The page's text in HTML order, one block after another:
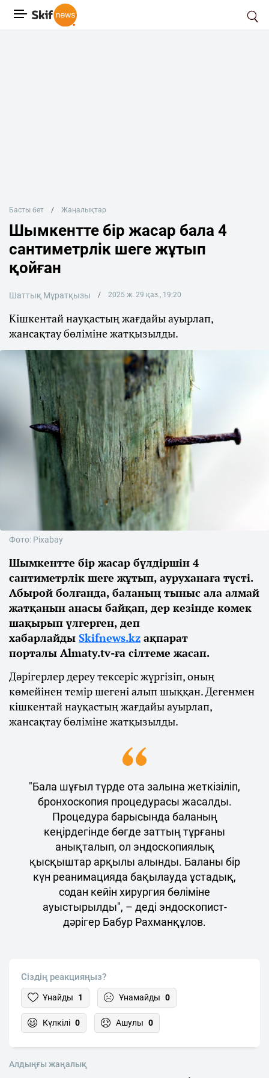
Басты бет Жаңалықтар
Шымкентте бір жасар бала 4
сантиметрлік шеге жұтып
қойған
Шаттық Мұратқызы 2025 ж. 29 қаз., 19:20
Кішкентай науқастың жағдайы ауырлап,
жансақтау бөліміне жатқызылды.
Фото: Pixabay
Шымкентте бір жасар бүлдіршін 4
сантиметрлік шеге жұтып, ауруханаға түсті.
Абырой болғанда, баланың тыныс ала алмай
жатқанын анасы байқап, дер кезінде көмек
шақырып үлгерген, деп
хабарлайды Skifnews.kz ақпарат
порталы Аlmaty.tv-ға cілтеме жасап.
Дәрігерлер дереу тексеріс жүргізіп, оның
көмейінен темір шегені алып шыққан. Дегенмен
кішкентай науқастың жағдайы ауырлап,
жансақтау бөліміне жатқызылды.
"Бала шұғыл түрде ота залына жеткізіліп,
бронхоскопия процедурасы жасалды.
Процедура барысында баланың
кеңірдегінде бөгде заттың тұрғаны
анықталып, ол эндоскопиялық
қысқыштар арқылы алынды. Баланы бір
күн реанимацияда бақылауда ұстадық,
содан кейін хирургия бөліміне
ауыстырылды", – деді эндоскопист-
дәрігер Бабур Рахманқұлов.
Сіздің реакцияңыз?
Ұнайды 1 Ұнамайды 0
Күлкілі 0 Ашулы 0
Алдыңғы жаңалық